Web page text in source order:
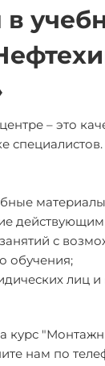
в
– это
с
обучения;
лиц и
курс
нам по